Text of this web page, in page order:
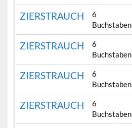
ZIERSTRAUCH
6
Buchstaben
ZIERSTRAUCH
6
Buchstaben
ZIERSTRAUCH
6
Buchstaben
ZIERSTRAUCH
6
Buchstaben